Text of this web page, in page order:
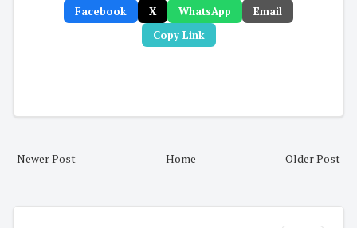
Facebook X WhatsApp
Email
Copy Link
Newer Post Older Post
Home